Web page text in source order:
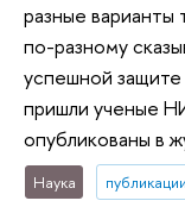
разные
по-разному
успешной
пришли ученые
опубликованы в
Наука публикации